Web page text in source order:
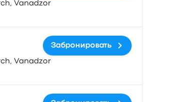
Vanadzor
Vanadzor
Забронировать